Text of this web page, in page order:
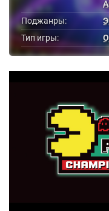
Поджанры:
Тип игры: